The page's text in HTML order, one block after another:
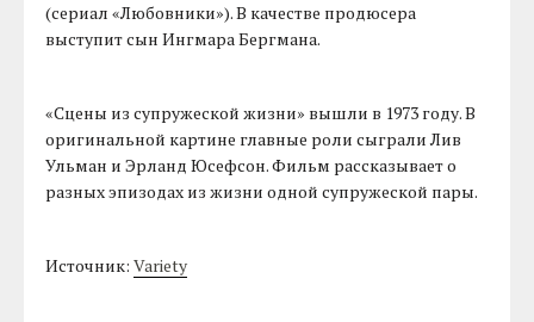
(сериал «Любовники»). В качестве продюсера
выступит сын Ингмара Бергмана.
«Сцены из супружеской жизни» вышли в 1973 году. В
оригинальной картине главные роли сыграли Лив
Ульман и Эрланд Юсефсон. Фильм рассказывает о
разных эпизодах из жизни одной супружеской пары.
Источник:Variety